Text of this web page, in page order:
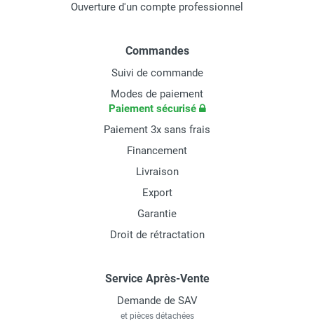
Ouverture d'un compte professionnel
Commandes
Suivi de commande
Modes de paiement
Paiement sécurisé
Paiement 3x sans frais
Financement
Livraison
Export
Garantie
Droit de rétractation
Service Après-Vente
Demande de SAV
et pièces détachées